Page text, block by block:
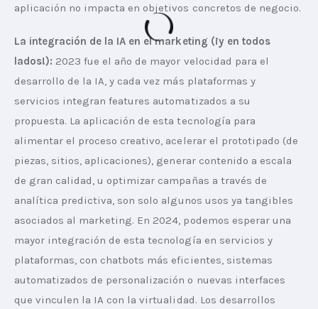
aplicación no impacta en objetivos concretos de negocio.
La integración de la IA en el marketing (¡y en todos
lados!): 2023 fue el año de mayor velocidad para el
desarrollo de la IA, y cada vez más plataformas y
servicios integran features automatizados a su
propuesta. La aplicación de esta tecnología para
alimentar el proceso creativo, acelerar el prototipado (de
piezas, sitios, aplicaciones), generar contenido a escala
de gran calidad, u optimizar campañas a través de
analítica predictiva, son solo algunos usos ya tangibles
asociados al marketing. En 2024, podemos esperar una
mayor integración de esta tecnología en servicios y
plataformas, con chatbots más eficientes, sistemas
automatizados de personalización o nuevas interfaces
que vinculen la IA con la virtualidad. Los desarrollos